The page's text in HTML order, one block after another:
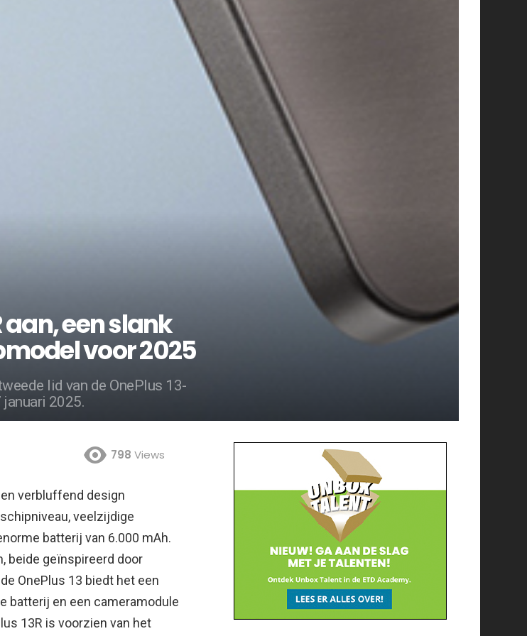
aan, een slank
voor 2025
lid van de OnePlus 13-
2025.
798 Views
verbluffend design
veelzijdige
batterij van 6.000 mAh.
beide geïnspireerd door
OnePlus 13 biedt het een
batterij en een cameramodule
13R is voorzien van het